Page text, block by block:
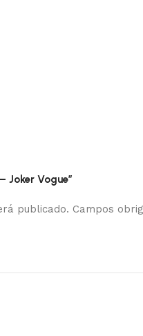
Joker Vogue”
publicado. Campos